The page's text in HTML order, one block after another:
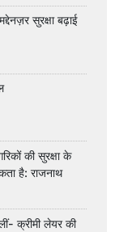
सुरक्षा बढ़ाई
की सुरक्षा के
है: राजनाथ
क्रीमी लेयर की